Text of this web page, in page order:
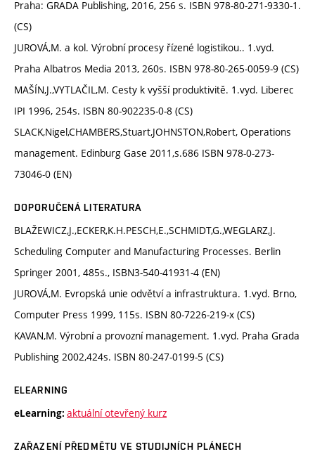
Praha: GRADA Publishing, 2016, 256 s. ISBN 978-80-271-9330-1.
(CS)
JUROVÁ,M. a kol. Výrobní procesy řízené logistikou.. 1.vyd.
Praha Albatros Media 2013, 260s. ISBN 978-80-265-0059-9 (CS)
MAŠÍN,J.,VYTLAČIL,M. Cesty k vyšší produktivitě. 1.vyd. Liberec
IPI 1996, 254s. ISBN 80-902235-0-8 (CS)
SLACK,Nigel,CHAMBERS,Stuart,JOHNSTON,Robert, Operations
management. Edinburg Gase 2011,s.686 ISBN 978-0-273-
73046-0 (EN)
DOPORUČENÁ LITERATURA
BLAŽEWICZ,J.,ECKER,K.H.PESCH,E.,SCHMIDT,G.,WEGLARZ,J.
Scheduling Computer and Manufacturing Processes. Berlin
Springer 2001, 485s., ISBN3-540-41931-4 (EN)
JUROVÁ,M. Evropská unie odvětví a infrastruktura. 1.vyd. Brno,
Computer Press 1999, 115s. ISBN 80-7226-219-x (CS)
KAVAN,M. Výrobní a provozní management. 1.vyd. Praha Grada
Publishing 2002,424s. ISBN 80-247-0199-5 (CS)
ELEARNING
eLearning: aktuální otevřený kurz
ZAŘAZENÍ PŘEDMĚTU VE STUDIJNÍCH PLÁNECH